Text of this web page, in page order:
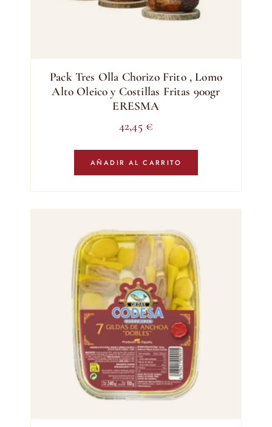
Pack Tres Olla Chorizo Frito , Lomo
Alto Oleico y Costillas Fritas 900gr
ERESMA
42,45 €
AÑADIR AL CARRITO